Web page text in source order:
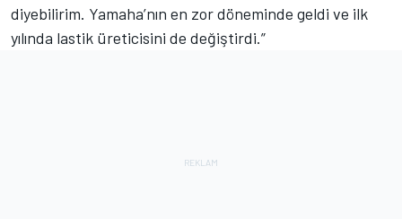
diyebilirim. Yamaha’nın en zor döneminde geldi ve ilk
yılında lastik üreticisini de değiştirdi.”